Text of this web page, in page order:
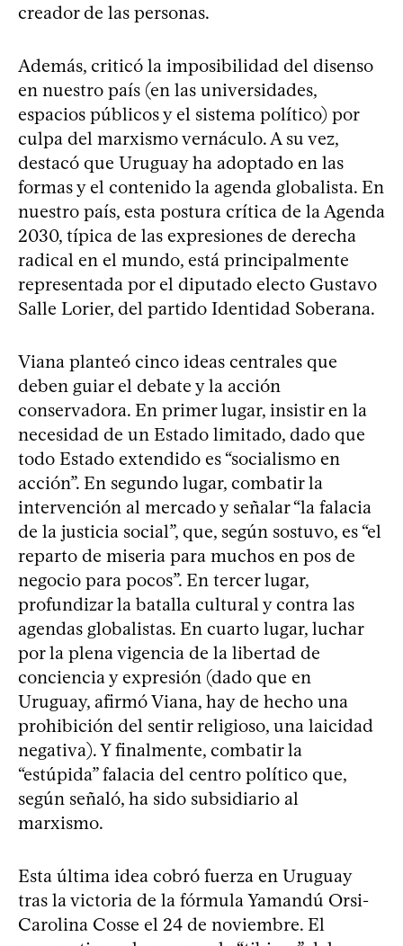
creador de las personas.
Además, criticó la imposibilidad del disenso
en nuestro país (en las universidades,
espacios públicos y el sistema político) por
culpa del marxismo vernáculo. A su vez,
destacó que Uruguay ha adoptado en las
formas y el contenido la agenda globalista. En
nuestro país, esta postura crítica de la Agenda
2030, típica de las expresiones de derecha
radical en el mundo, está principalmente
representada por el diputado electo Gustavo
Salle Lorier, del partido Identidad Soberana.
Viana planteó cinco ideas centrales que
deben guiar el debate y la acción
conservadora. En primer lugar, insistir en la
necesidad de un Estado limitado, dado que
todo Estado extendido es “socialismo en
acción”. En segundo lugar, combatir la
intervención al mercado y señalar “la falacia
de la justicia social”, que, según sostuvo, es “el
reparto de miseria para muchos en pos de
negocio para pocos”. En tercer lugar,
profundizar la batalla cultural y contra las
agendas globalistas. En cuarto lugar, luchar
por la plena vigencia de la libertad de
conciencia y expresión (dado que en
Uruguay, afirmó Viana, hay de hecho una
prohibición del sentir religioso, una laicidad
negativa). Y finalmente, combatir la
“estúpida” falacia del centro político que,
según señaló, ha sido subsidiario al
marxismo.
Esta última idea cobró fuerza en Uruguay
tras la victoria de la fórmula Yamandú Orsi-
Carolina Cosse el 24 de noviembre. El